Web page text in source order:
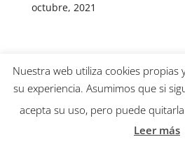
octubre, 2021
© Asociación canaria para el
través de La Atención /
Política de cookies/
Nuestra web utiliza cookies propias
su experiencia. Asumimos que si
acepta su uso, pero puede quitarla
Leer más